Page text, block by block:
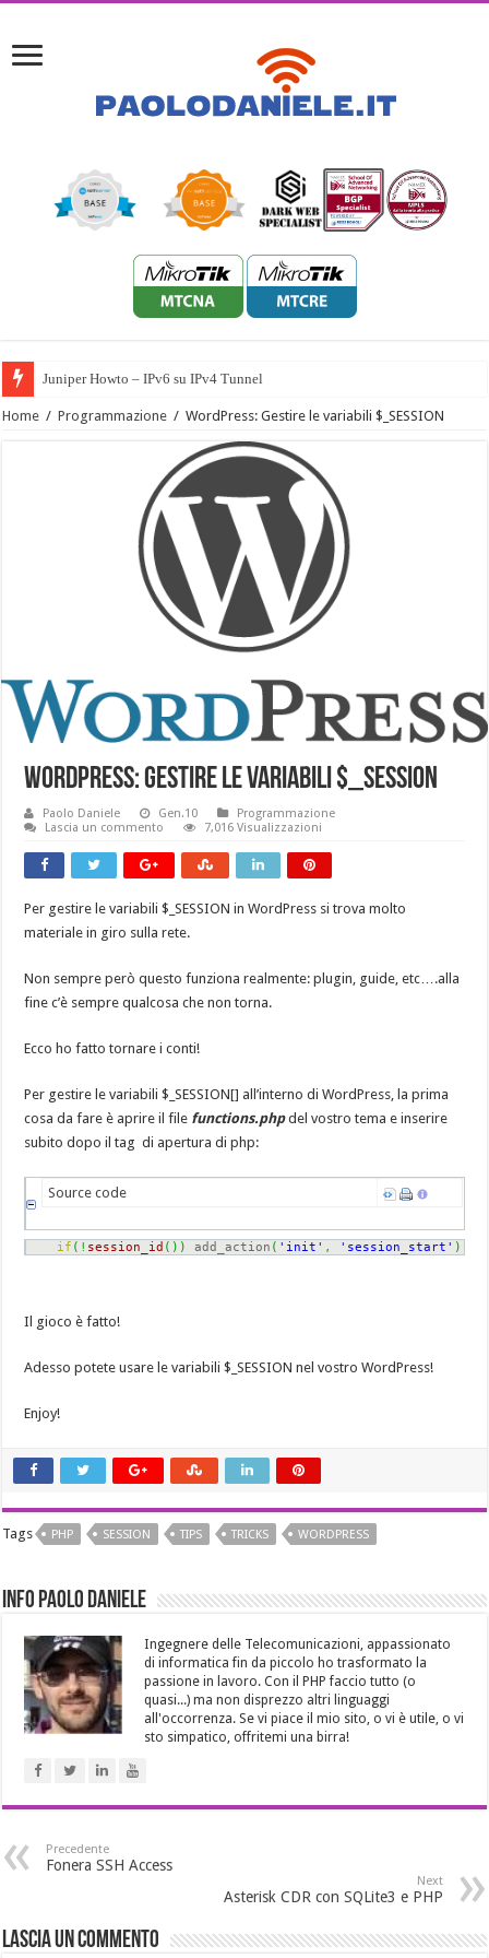
Juniper Howto – IPv6 su IPv4 Tunnel
Home / Programmazione / WordPress: Gestire le variabili $_SESSION
WordPress: Gestire le variabili $_SESSION
Paolo Daniele Gen.10
Programmazione
Lascia un commento
7,016 Visualizzazioni
Per gestire le variabili $_SESSION in WordPress si trova molto
materiale in giro sulla rete.
Non sempre però questo funziona realmente: plugin, guide, etc….alla
fine c’è sempre qualcosa che non torna.
Ecco ho fatto tornare i conti!
Per gestire le variabili $_SESSION[] all’interno di WordPress, la prima
cosa da fare è aprire il file functions.phpdel vostro tema e inserire
subito dopo il tag di apertura di php:
Source code
if ( ! session_id ( ) ) add_action ( 'init' , 'session_start' )
Il gioco è fatto!
Adesso potete usare le variabili $_SESSION nel vostro WordPress!
Enjoy!
Tags PHP SESSION TIPS TRICKS WORDPRESS
Info Paolo Daniele
Ingegnere delle Telecomunicazioni, appassionato
di informatica fin da piccolo ho trasformato la
passione in lavoro. Con il PHP faccio tutto (o
quasi...) ma non disprezzo altri linguaggi
all'occorrenza. Se vi piace il mio sito, o vi è utile, o vi
sto simpatico, offritemi una birra!
Precedente
Fonera SSH Access
Next
Asterisk CDR con SQLite3 e PHP
Lascia un commento